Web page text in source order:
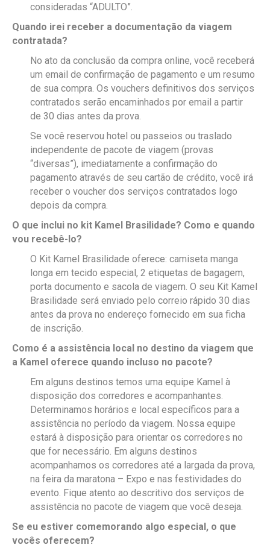
consideradas “ADULTO”.
Quando irei receber a documentação da viagem
contratada?
No ato da conclusão da compra online, você receberá
um email de confirmação de pagamento e um resumo
de sua compra. Os vouchers definitivos dos serviços
contratados serão encaminhados por email a partir
de 30 dias antes da prova.
Se você reservou hotel ou passeios ou traslado
independente de pacote de viagem (provas
“diversas”), imediatamente a confirmação do
pagamento através de seu cartão de crédito, você irá
receber o voucher dos serviços contratados logo
depois da compra.
O que inclui no kit Kamel Brasilidade? Como e quando
vou recebê-lo?
O Kit Kamel Brasilidade oferece: camiseta manga
longa em tecido especial, 2 etiquetas de bagagem,
porta documento e sacola de viagem. O seu Kit Kamel
Brasilidade será enviado pelo correio rápido 30 dias
antes da prova no endereço fornecido em sua ficha
de inscrição.
Como é a assistência local no destino da viagem que
a Kamel oferece quando incluso no pacote?
Em alguns destinos temos uma equipe Kamel à
disposição dos corredores e acompanhantes.
Determinamos horários e local específicos para a
assistência no período da viagem. Nossa equipe
estará à disposição para orientar os corredores no
que for necessário. Em alguns destinos
acompanhamos os corredores até a largada da prova,
na feira da maratona – Expo e nas festividades do
evento. Fique atento ao descritivo dos serviços de
assistência no pacote de viagem que você deseja.
Se eu estiver comemorando algo especial, o que
vocês oferecem?